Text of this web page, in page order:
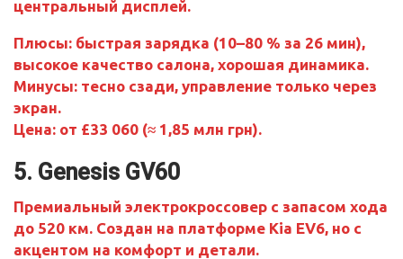
центральный дисплей.
Плюсы: быстрая зарядка (10–80 % за 26 мин),
высокое качество салона, хорошая динамика.
Минусы: тесно сзади, управление только через
экран.
Цена: от £33 060 (≈ 1,85 млн грн).
5. Genesis GV60
Премиальный электрокроссовер с запасом хода
до 520 км. Создан на платформе Kia EV6, но с
акцентом на комфорт и детали.